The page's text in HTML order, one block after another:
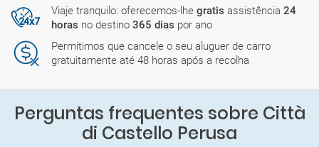
Viaje tranquilo: oferecemos-lhe gratis assistência 24
horas no destino 365 dias por ano
Permitimos que cancele o seu aluguer de carro
gratuitamente até 48 horas após a recolha
Perguntas frequentes sobre Città
di Castello Perusa